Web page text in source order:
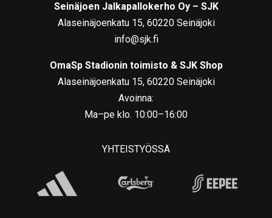
Seinäjoen Jalkapallokerho Oy – SJK
Alaseinäjoenkatu 15, 60220 Seinäjoki
info@sjk.fi
OmaSp Stadionin toimisto & SJK Shop
Alaseinäjoenkatu 15, 60220 Seinäjoki
Avoinna:
Ma–pe klo. 10:00–16:00
YHTEISTYÖSSÄ